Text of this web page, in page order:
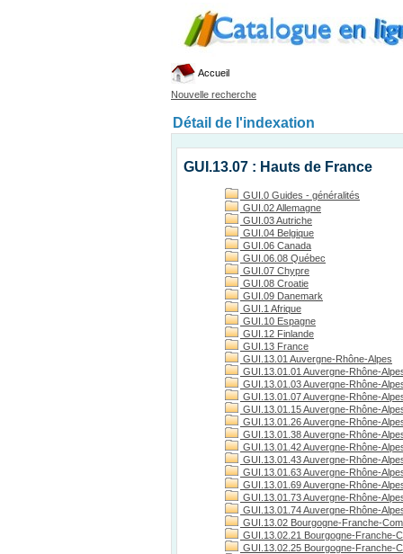
Accueil
Nouvelle recherche
Détail de l'indexation
GUI.13.07 : Hauts de France
GUI.0 Guides - généralités
GUI.02 Allemagne
GUI.03 Autriche
GUI.04 Belgique
GUI.06 Canada
GUI.06.08 Québec
GUI.07 Chypre
GUI.08 Croatie
GUI.09 Danemark
GUI.1 Afrique
GUI.10 Espagne
GUI.12 Finlande
GUI.13 France
GUI.13.01 Auvergne-Rhône-Alpes
GUI.13.01.01 Auvergne-Rhône-
GUI.13.01.03 Auvergne-Rhône-
GUI.13.01.07 Auvergne-Rhône-
GUI.13.01.15 Auvergne-Rhône-
GUI.13.01.26 Auvergne-Rhône-
GUI.13.01.38 Auvergne-Rhône-
GUI.13.01.42 Auvergne-Rhône-
GUI.13.01.43 Auvergne-Rhône-
GUI.13.01.63 Auvergne-Rhône-
GUI.13.01.69 Auvergne-Rhône-
GUI.13.01.73 Auvergne-Rhône-
GUI.13.01.74 Auvergne-Rhône-
GUI.13.02 Bourgogne-Franche-
GUI.13.02.21 Bourgogne-Franche-
GUI.13.02.25 Bourgogne-Franche-